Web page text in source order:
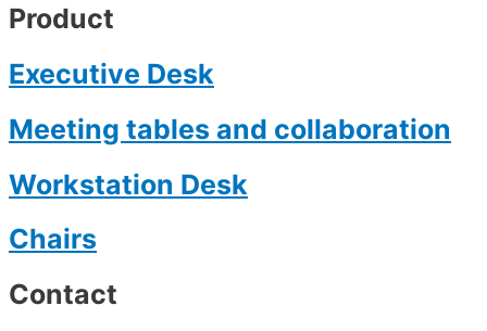
Product
Executive Desk
Meeting tables and collaboration
Workstation Desk
Chairs
Contact